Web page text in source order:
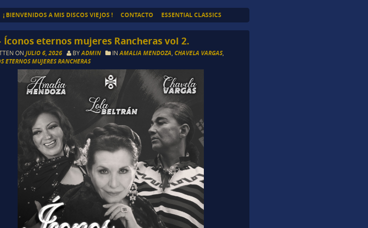
¡ BIENVENIDOS A MIS DISCOS VIEJOS ! CONTACTO ESSENTIAL CLASSICS
Íconos eternos mujeres Rancheras vol 2.
ONJULIO 6, 2026 BYADMIN INAMALIA MENDOZA ,CHAVELA VARGAS,
ETERNOS MUJERES RANCHERAS